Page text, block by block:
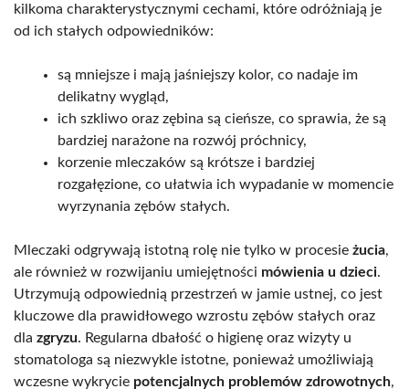
kilkoma charakterystycznymi cechami, które odróżniają je
od ich stałych odpowiedników:
są mniejsze i mają jaśniejszy kolor, co nadaje im
delikatny wygląd,
ich szkliwo oraz zębina są cieńsze, co sprawia, że są
bardziej narażone na rozwój próchnicy,
korzenie mleczaków są krótsze i bardziej
rozgałęzione, co ułatwia ich wypadanie w momencie
wyrzynania zębów stałych.
Mleczaki odgrywają istotną rolę nie tylko w procesie żucia,
ale również w rozwijaniu umiejętności mówienia u dzieci.
Utrzymują odpowiednią przestrzeń w jamie ustnej, co jest
kluczowe dla prawidłowego wzrostu zębów stałych oraz
dla zgryzu. Regularna dbałość o higienę oraz wizyty u
stomatologa są niezwykle istotne, ponieważ umożliwiają
wczesne wykrycie potencjalnych problemów zdrowotnych,